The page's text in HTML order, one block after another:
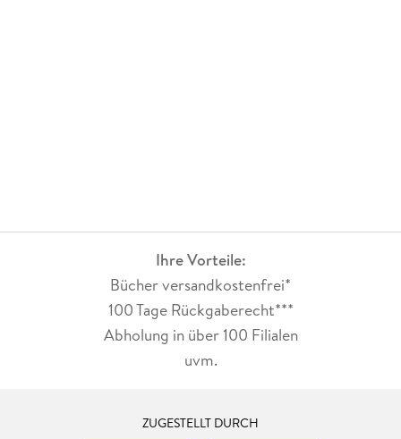
Ihre Vorteile:
Bücher versandkostenfrei*
100 Tage Rückgaberecht***
Abholung in über 100 Filialen
uvm.
ZUGESTELLT DURCH